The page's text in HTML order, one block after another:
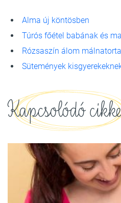
Alma új köntösben
Túrós főétel babának és
Rózsaszín álom málnatorta
Sütemények
Kapcsolódó